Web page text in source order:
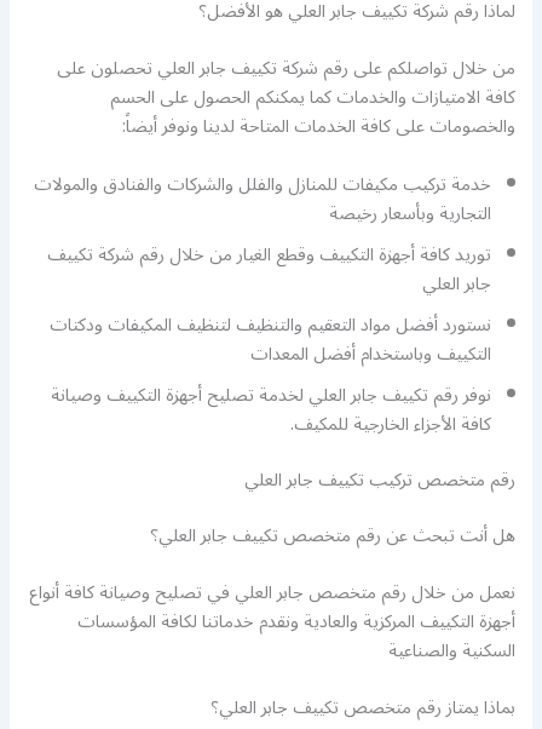
لماذا رقم شركة تكييف جابر العلي هو الأفضل؟
من خلال تواصلكم على رقم شركة تكييف جابر العلي تحصلون على
كافة الامتيازات والخدمات كما يمكنكم الحصول على الحسم
والخصومات على كافة الخدمات المتاحة لدينا ونوفر أيضاً:
خدمة تركيب مكيفات للمنازل والفلل والشركات والفنادق والمولات
التجارية وبأسعار رخيصة
توريد كافة أجهزة التكييف وقطع الغيار من خلال رقم شركة تكييف
جابر العلي
نستورد أفضل مواد التعقيم والتنظيف لتنظيف المكيفات ودكتات
التكييف وباستخدام أفضل المعدات
نوفر رقم تكييف جابر العلي لخدمة تصليح أجهزة التكييف وصيانة
كافة الأجزاء الخارجية للمكيف.
رقم متخصص تركيب تكييف جابر العلي
هل أنت تبحث عن رقم متخصص تكييف جابر العلي؟
نعمل من خلال رقم متخصص جابر العلي في تصليح وصيانة كافة أنواع
أجهزة التكييف المركزية والعادية ونقدم خدماتنا لكافة المؤسسات
السكنية والصناعية
بماذا يمتاز رقم متخصص تكييف جابر العلي؟